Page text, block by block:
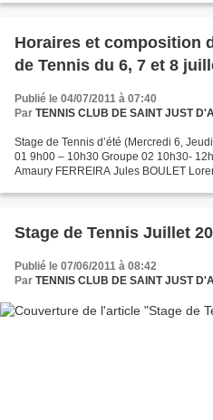
Horaires et composition
de Tennis du 6, 7 et 8
Publié le 04/07/2011 à 07:40
Par TENNIS CLUB DE SAINT JUST
Stage de Tennis d’été (Mercredi 6,
01 9h00 – 10h30 Groupe 02 10h30-
Amaury FERREIRA Jules BOULET
Stage de Tennis Juillet
Publié le 07/06/2011 à 08:42
Par TENNIS CLUB DE SAINT JUST